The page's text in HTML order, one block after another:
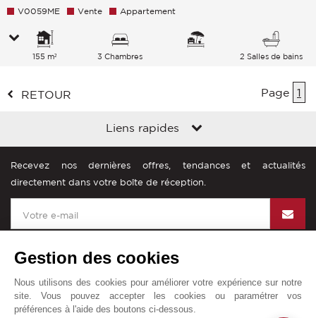
V0059ME Vente Appartement
155 m² 3 Chambres 2 Salles de bains
RETOUR Page 1
Liens rapides
Recevez nos dernières offres, tendances et actualités
directement dans votre boîte de réception.
John Taylor dans le monde
Gestion des cookies
Nous utilisons des cookies pour améliorer votre expérience sur notre
site. Vous pouvez accepter les cookies ou paramétrer vos
préférences à l'aide des boutons ci-dessous.